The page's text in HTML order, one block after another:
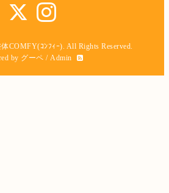
COMFY(ｺﾝﾌｨｰ) . All Rights Reserved.
by グーペ / Admin